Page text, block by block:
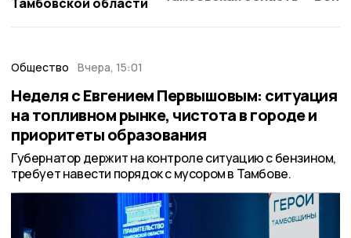
Общество Вчера, 15:01
Неделя с Евгением Первышовым: ситуация
на топливном рынке, чистота в городе и
приоритеты образования
Губернатор держит на контроле ситуацию с бензином,
требует навести порядок с мусором в Тамбове.